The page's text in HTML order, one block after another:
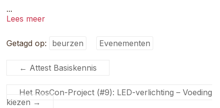
...
Lees meer
Getagd op: beurzen Evenementen
← Attest Basiskennis
Het RosCon-Project (#9): LED-verlichting – Voeding
kiezen →